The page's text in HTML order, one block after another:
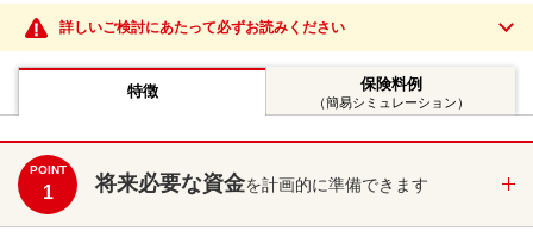
詳しいご検討にあたって必ずお読みください
特徴 保険料例
（簡易シミュレーション）
POINT
1 将来必要な資金を計画的に準備できます